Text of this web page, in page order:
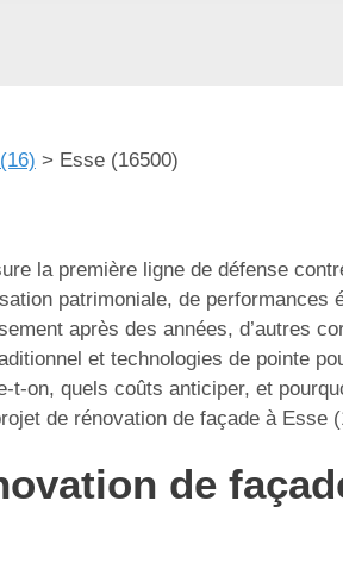
> Esse (16500)
la première ligne de défense
patrimoniale, de
après des années, d’autres
et technologies de pointe
on, quels coûts anticiper, et
de rénovation de façade à Esse
de